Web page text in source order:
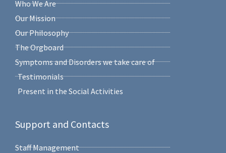
Who We Are
Our Mission
Our Philosophy
The Orgboard
Symptoms and Disorders we take care of
Testimonials
Present in the Social Activities
Support and Contacts
Staff Management